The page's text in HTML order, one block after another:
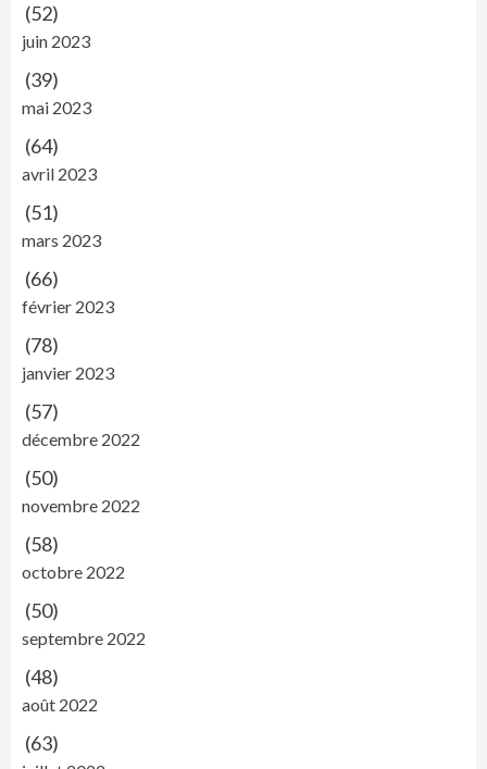
(52)
juin 2023
(39)
mai 2023
(64)
avril 2023
(51)
mars 2023
(66)
février 2023
(78)
janvier 2023
(57)
décembre 2022
(50)
novembre 2022
(58)
octobre 2022
(50)
septembre 2022
(48)
août 2022
(63)